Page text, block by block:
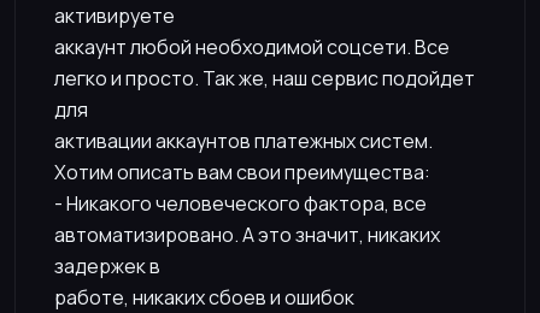
активируете
аккаунт любой необходимой соцсети. Все
легко и просто. Так же, наш сервис подойдет
для
активации аккаунтов платежных систем.
Хотим описать вам свои преимущества:
- Никакого человеческого фактора, все
автоматизировано. А это значит, никаких
задержек в
работе, никаких сбоев и ошибок